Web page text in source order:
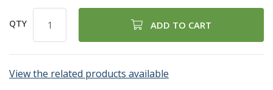
QTY ADD TO CART
View the related products available